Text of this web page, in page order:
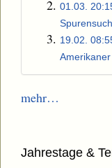
01.03.
19.02.
Amerikaner
mehr…
Jahrestage &